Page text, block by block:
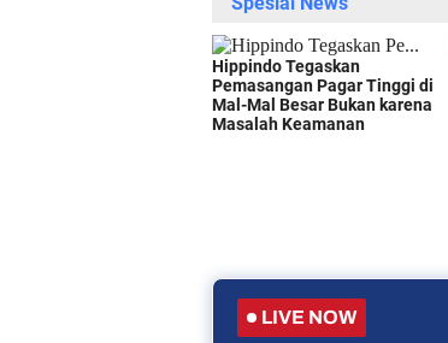
LIVE NOW